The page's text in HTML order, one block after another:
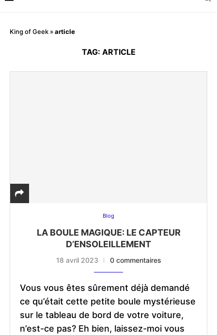
King of Geek »article
TAG: ARTICLE
Blog
LA BOULE MAGIQUE: LE CAPTEUR
D’ENSOLEILLEMENT
18 avril 2023 0 commentaires
Vous vous êtes sûrement déjà demandé
ce qu’était cette petite boule mystérieuse
sur le tableau de bord de votre voiture,
n’est-ce pas? Eh bien, laissez-moi vous